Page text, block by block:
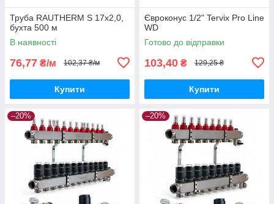
Труба RAUTHERM S 17х2,0,
бухта 500 м
В наявності
76,77 ₴/м 102,37 ₴/м
Купити
Євроконус 1/2" Tervix Pro Line
WD
Готово до відправки
103,40 ₴ 129,25 ₴
Купити
–20% –20%